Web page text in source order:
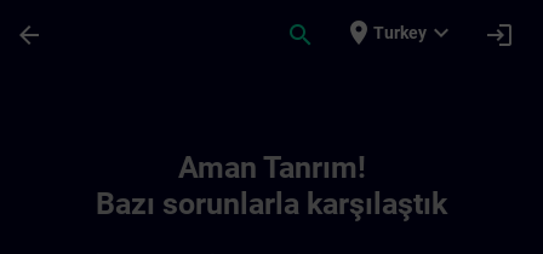
arrow_back search place Turkey expand_more login
Aman Tanrım!
Bazı sorunlarla karşılaştık